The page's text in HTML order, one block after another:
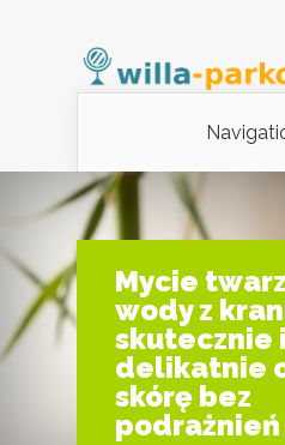
Mycie
wody z
skutecznie i
delikatnie
skórę bez
podrażnień